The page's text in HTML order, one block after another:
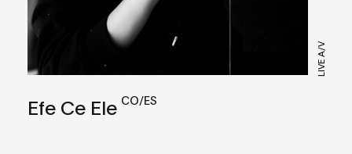
LIVE A/V
Efe Ce Ele CO/ES